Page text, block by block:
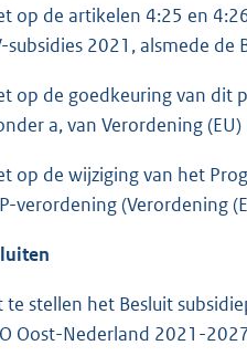
op de artikelen 4:25 en
subsidies 2021, alsmede de
op de goedkeuring van
a, van Verordening
op de wijziging van het
verordening (Verordening
te stellen het Besluit
Oost-Nederland 2021-